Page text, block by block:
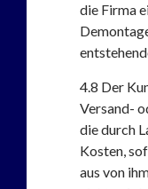
die Firma
4.8 Der
Versand-
die durch
Kosten,
aus von